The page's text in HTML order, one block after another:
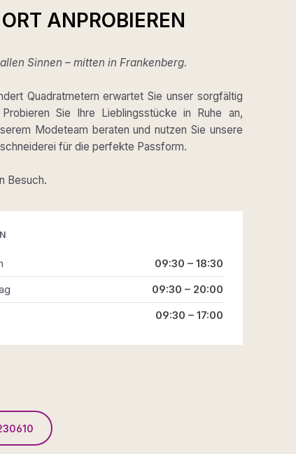
ANPROBIEREN
Sinnen – mitten in Frankenberg.
Quadratmetern erwartet Sie unser sorgfältig
Sie Ihre Lieblingsstücke in Ruhe an,
Modeteam beraten und nutzen Sie unsere
für die perfekte Passform.
Besuch.
09:30 – 18:30
09:30 – 20:00
09:30 – 17:00